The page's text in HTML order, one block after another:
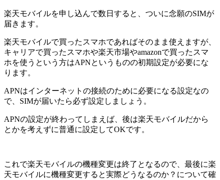
楽天モバイルを申し込んで数日すると、ついに念願のSIMが
届きます。
楽天モバイルで買ったスマホであればそのまま使えますが、
キャリアで買ったスマホや楽天市場やamazonで買ったスマ
ホを使うという方はAPNというものの初期設定が必要にな
ります。
APNはインターネットの接続のために必要になる設定なの
で、SIMが届いたら必ず設定しましょう。
APNの設定が終わってしまえば、後は楽天モバイルだから
とかを考えずに普通に設定してOKです。
これで楽天モバイルの機種変更は終了となるので、最後に楽
天モバイルに機種変更すると実際どうなるのか？について確